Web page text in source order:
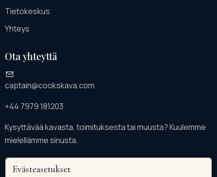
Tietokeskus
Yhteys
Ota yhteyttä
captain@cookskava.com
+44 7979 181203
Kysyttävää kavasta, toimituksesta tai muusta? Kuulemme
mielellämme sinusta.
Evästeasetukset